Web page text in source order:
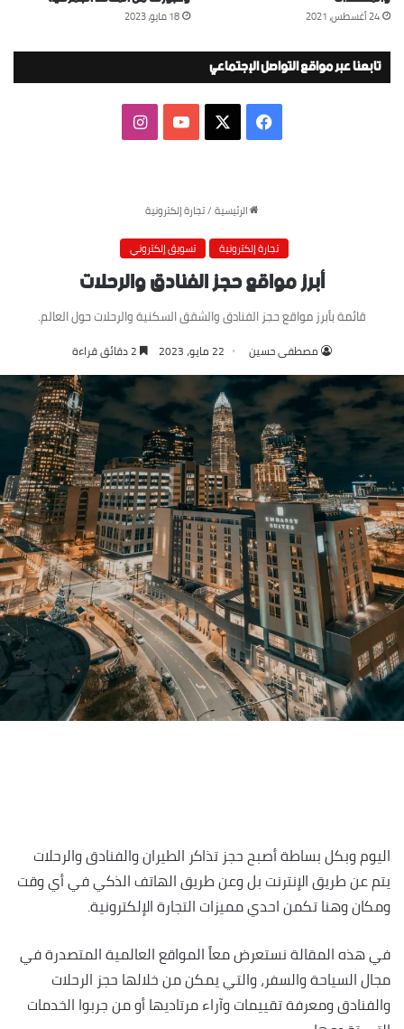
24 أغسطس، 2021 18 مايو، 2023
تابعنا عبر مواقع التواصل الإجتماعي
فيسبوك ‫YouTubeانستقرام